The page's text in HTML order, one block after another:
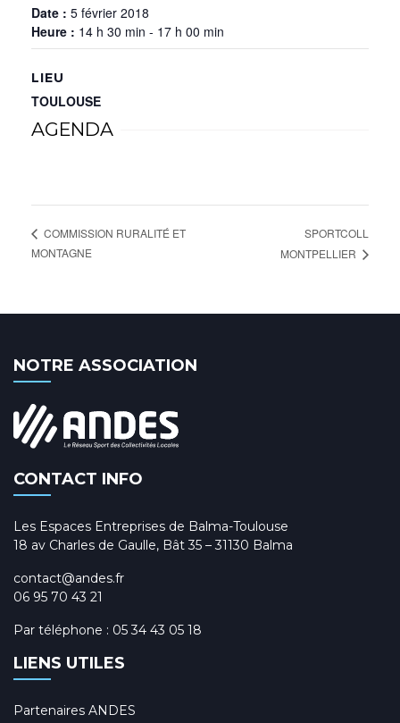
Date : 5 février 2018
Heure : 14 h 30 min - 17 h 00 min
LIEU
TOULOUSE
AGENDA
COMMISSION RURALITÉ ET
MONTAGNE
SPORTCOLL
MONTPELLIER
NOTRE ASSOCIATION
CONTACT INFO
Les Espaces Entreprises de Balma-Toulouse
18 av Charles de Gaulle, Bât 35 – 31130 Balma
contact@andes.fr
06 95 70 43 21
Par téléphone : 05 34 43 05 18
LIENS UTILES
Partenaires ANDES